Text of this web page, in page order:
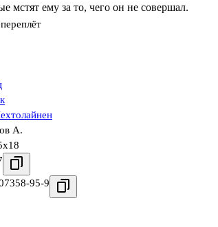
мстят ему за то, чего он не совершал.
А.
95-9